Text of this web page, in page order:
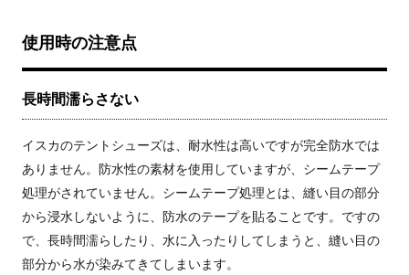
使用時の注意点
長時間濡らさない
イスカのテントシューズは、耐水性は高いですが完全防水では
ありません。防水性の素材を使用していますが、シームテープ
処理がされていません。シームテープ処理とは、縫い目の部分
から浸水しないように、防水のテープを貼ることです。ですの
で、長時間濡らしたり、水に入ったりしてしまうと、縫い目の
部分から水が染みてきてしまいます。